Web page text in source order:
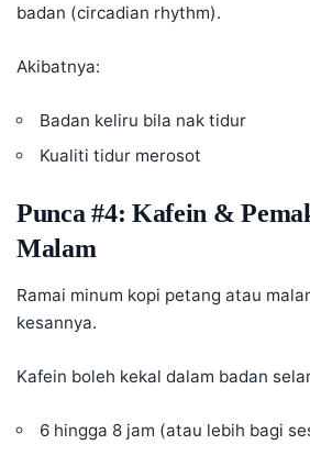
badan (circadian rhythm).
Akibatnya:
Badan keliru bila nak tidur
Kualiti tidur merosot
Punca #4: Kafein &
Malam
Ramai minum kopi petang atau
kesannya.
Kafein boleh kekal dalam badan
6 hingga 8 jam (atau lebih bagi